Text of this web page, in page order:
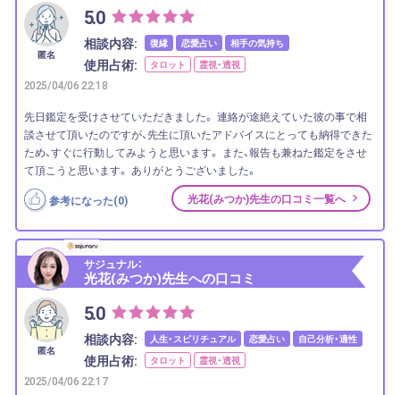
匿名
5.0
相談内容: 復縁 恋愛占い 相手の気持ち
使用占術: タロット 霊視・透視
2025/04/06 22:18
先日鑑定を受けさせていただきました。 連絡が途絶えていた彼の事で相
談させて頂いたのですが、先生に頂いたアドバイスにとっても納得できた
ため、すぐに行動してみようと思います。 また、報告も兼ねた鑑定をさせ
て頂こうと思います。 ありがとうございました。
参考になった(0) 光花(みつか)先生の口コミ一覧へ
サジュナル：
光花(みつか)先生への口コミ
匿名
5.0
相談内容: 人生・スピリチュアル 恋愛占い 自己分析・適性
使用占術: タロット 霊視・透視
2025/04/06 22:17